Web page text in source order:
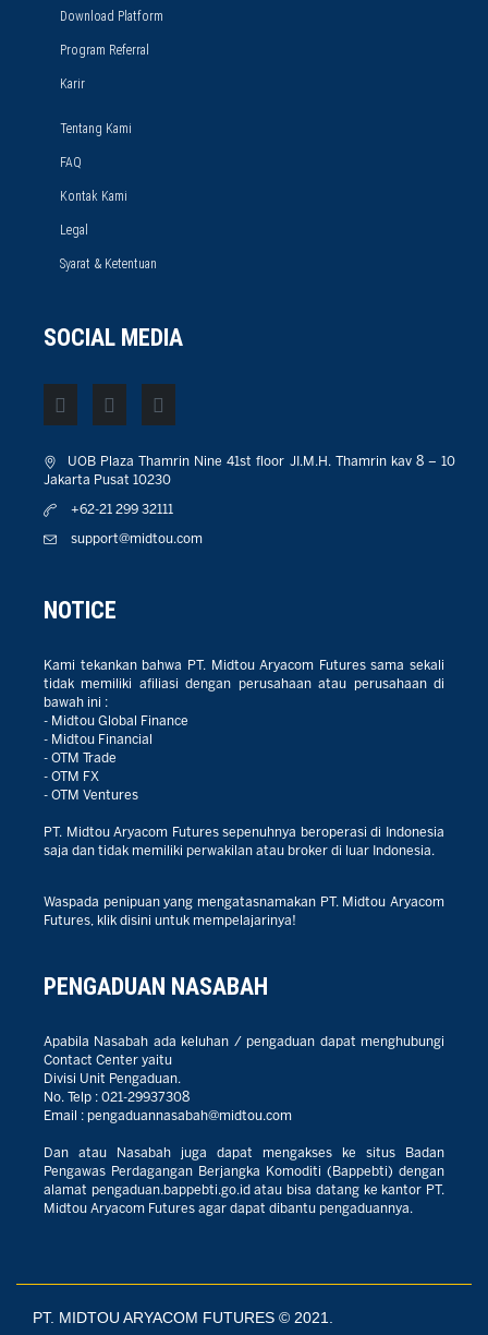
Download Platform
Program Referral
Karir
Tentang Kami
FAQ
Kontak Kami
Legal
Syarat & Ketentuan
SOCIAL MEDIA
UOB Plaza Thamrin Nine 41st floor JI.M.H. Thamrin kav 8 – 10
Jakarta Pusat 10230
+62-21 299 32111
support@midtou.com
NOTICE
Kami tekankan bahwa PT. Midtou Aryacom Futures sama sekali
tidak memiliki afiliasi dengan perusahaan atau perusahaan di
bawah ini :
- Midtou Global Finance
- Midtou Financial
- OTM Trade
- OTM FX
- OTM Ventures
PT. Midtou Aryacom Futures sepenuhnya beroperasi di Indonesia
saja dan tidak memiliki perwakilan atau broker di luar Indonesia.
Waspada penipuan yang mengatasnamakan PT. Midtou Aryacom
Futures, klik disini untuk mempelajarinya!
PENGADUAN NASABAH
Apabila Nasabah ada keluhan / pengaduan dapat menghubungi
Contact Center yaitu
Divisi Unit Pengaduan.
No. Telp : 021-29937308
Email : pengaduannasabah@midtou.com
Dan atau Nasabah juga dapat mengakses ke situs Badan
Pengawas Perdagangan Berjangka Komoditi (Bappebti) dengan
alamat pengaduan.bappebti.go.id atau bisa datang ke kantor PT.
Midtou Aryacom Futures agar dapat dibantu pengaduannya.
PT. MIDTOU ARYACOM FUTURES © 2021.